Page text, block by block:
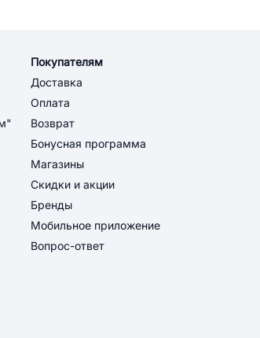
Покупателям
Доставка
Оплата
Возврат
Бонусная программа
Магазины
Скидки и акции
Бренды
Мобильное приложение
Вопрос-ответ